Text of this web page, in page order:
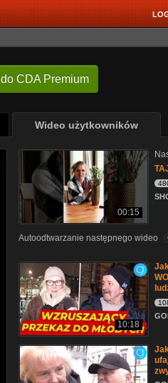
do CDA Premium
Wideo użytkowników
00:15
Autoodtwarzanie następnego wideo
10:18